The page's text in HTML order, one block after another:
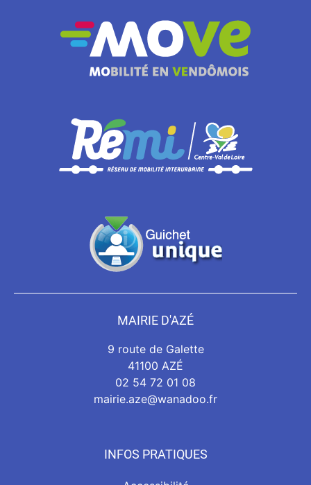
MAIRIE D'AZÉ
9 route de Galette
41100 AZÉ
02 54 72 01 08
mairie.aze@wanadoo.fr
INFOS PRATIQUES